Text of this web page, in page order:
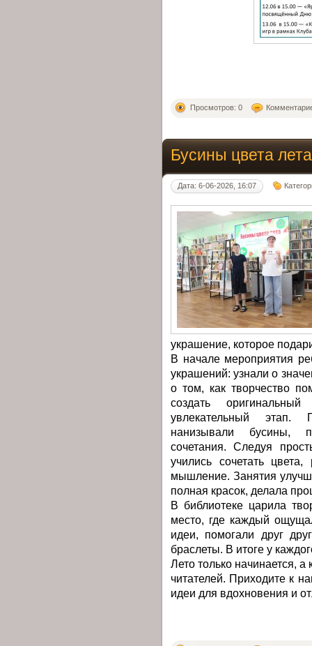
Просмотров: 0
Бусины цвета лета
Дата: 6-06-2026, 16:07
украшение, которое
В начале мероприятия
украшений: узнали о
о том, как творчество
создать
увлекательный этап.
нанизывали бусины,
сочетания. Следуя
учились сочетать
мышление. Занятия
полная красок, делала
В библиотеке царила
место, где каждый
идеи, помогали друг
браслеты. В итоге у
Лето только начинается,
читателей. Приходите к
идеи для вдохновения и